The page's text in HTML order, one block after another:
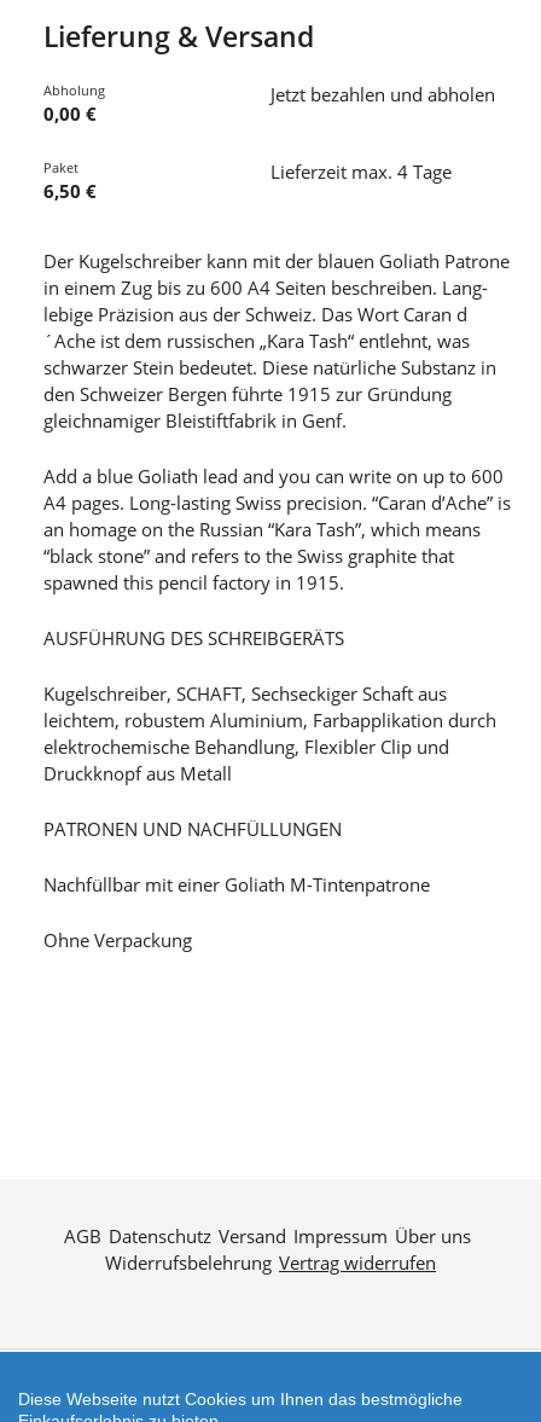
Lieferung & Versand
Abholung
0,00 €
Jetzt bezahlen und abholen
Paket
6,50 €
Lieferzeit max. 4 Tage
Der Kugelschreiber kann mit der blauen Goliath Patrone
in einem Zug bis zu 600 A4 Seiten beschreiben. Lang-
lebige Präzision aus der Schweiz. Das Wort Caran d
´Ache ist dem russischen „Kara Tash“ entlehnt, was
schwarzer Stein bedeutet. Diese natürliche Substanz in
den Schweizer Bergen führte 1915 zur Gründung
gleichnamiger Bleistiftfabrik in Genf.
Add a blue Goliath lead and you can write on up to 600
A4 pages. Long-lasting Swiss precision. “Caran d’Ache” is
an homage on the Russian “Kara Tash”, which means
“black stone” and refers to the Swiss graphite that
spawned this pencil factory in 1915.
AUSFÜHRUNG DES SCHREIBGERÄTS
Kugelschreiber, SCHAFT, Sechseckiger Schaft aus
leichtem, robustem Aluminium, Farbapplikation durch
elektrochemische Behandlung, Flexibler Clip und
Druckknopf aus Metall
PATRONEN UND NACHFÜLLUNGEN
Nachfüllbar mit einer Goliath M-Tintenpatrone
Ohne Verpackung
AGB Datenschutz Versand Impressum Über uns
Widerrufsbelehrung Vertrag widerrufen
Zahlungsarten
Diese Webseite nutzt Cookies um Ihnen das bestmögliche